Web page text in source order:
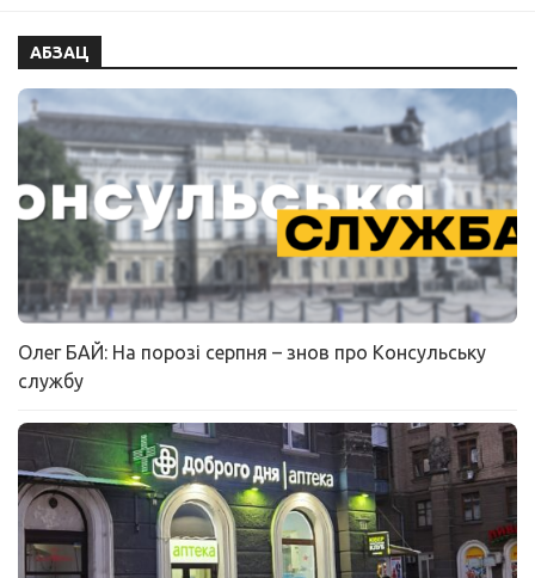
АБЗАЦ
Олег БАЙ: На порозі серпня – знов про Консульську
службу